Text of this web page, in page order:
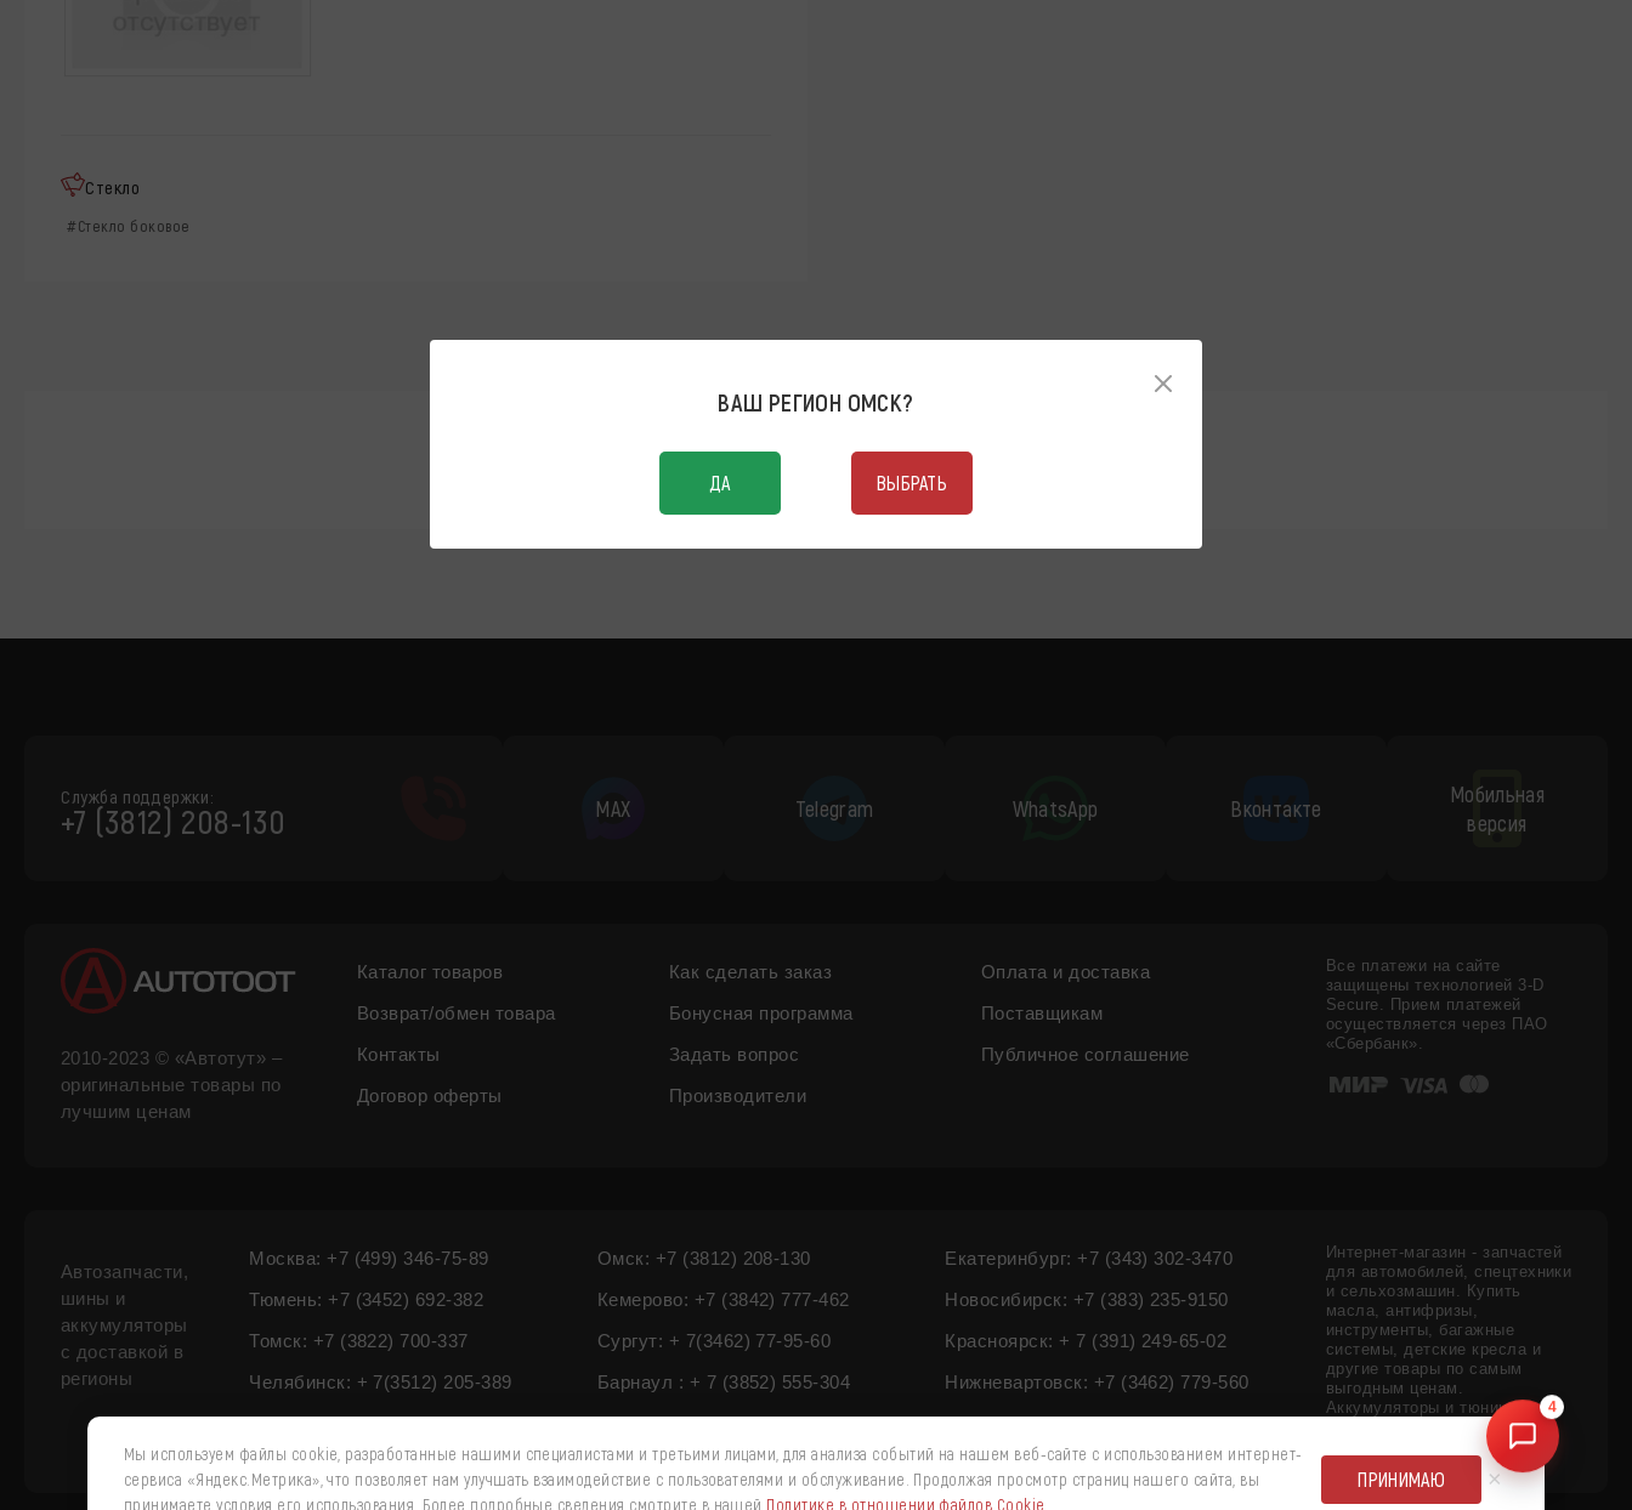
Стекло
#Стекло боковое
Служба поддержки:
+7 (3812) 208-130 MAX Telegram WhatsApp Вконтакте
Мобильная
версия
2010-2023 © «Автотут» –
оригинальные товары по
лучшим ценам
Каталог товаров Как сделать заказ
Оплата и доставка
Возврат/обмен товара
Бонусная программа
Поставщикам
Контакты
Задать вопрос
Публичное соглашение
Договор оферты
Производители
Все платежи на сайте
защищены технологией 3-D
Secure. Прием платежей
осуществляется через ПАО
«Сбербанк».
Автозапчасти,
шины и
аккумуляторы
с доставкой в
регионы
Москва: +7 (499) 346-75-89 Омск: +7 (3812) 208-130
Екатеринбург: +7 (343) 302-3470
Тюмень: +7 (3452) 692-382
Кемерово: +7 (3842) 777-462
Новосибирск: +7 (383) 235-9150
Томск: +7 (3822) 700-337
Сургут: + 7(3462) 77-95-60
Красноярск: + 7 (391) 249-65-02
Челябинск: + 7(3512) 205-389
Барнаул : + 7 (3852) 555-304 Нижневартовск: +7 (3462) 779-560
Интернет-магазин - запчастей
для автомобилей, спецтехники
и сельхозмашин. Купить
масла, антифризы,
инструменты, багажные
системы, детские кресла и
другие товары по самым
выгодным ценам.
Аккумуляторы и тюнинг
внедорожников - цены,
ВАШ РЕГИОН ОМСК?
ДА ВЫБРАТЬ
4
Мы используем файлы cookie, разработанные нашими специалистами и третьими лицами, для анализа событий на нашем веб-сайте с использованием интернет-
сервиса «Яндекс.Метрика», что позволяет нам улучшать взаимодействие с пользователями и обслуживание. Продолжая просмотр страниц нашего сайта, вы
принимаете условия его использования. Более подробные сведения смотрите в нашей Политике в отношении файлов Cookie
ПРИНИМАЮ ×